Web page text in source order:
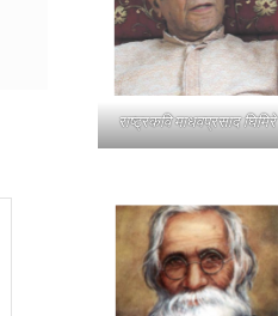
राष्ट्रकवि माधवप्रसाद घिमिरे